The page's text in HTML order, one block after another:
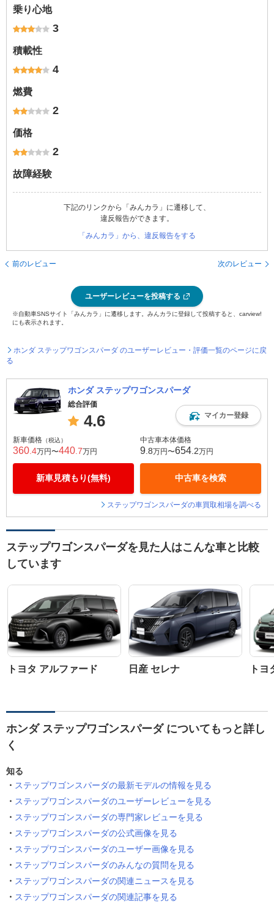
乗り心地
3
積載性
4
燃費
2
価格
2
故障経験
下記のリンクから「みんカラ」に遷移して、
違反報告ができます。
「みんカラ」から、違反報告をする
前のレビュー 次のレビュー
ユーザーレビューを投稿する
※自動車SNSサイト「みんカラ」に遷移します。みんカラに登録して投稿すると、carview!
にも表示されます。
ホンダ ステップワゴンスパーダ のユーザーレビュー・評価一覧のページに戻
る
ホンダ ステップワゴンスパーダ
総合評価
4.6 マイカー登録
新車価格 （税込）
360 .4万円〜440 .7万円
新車見積もり(無料)
中古車本体価格
9 .8万円〜654 .2万円
中古車を検索
ステップワゴンスパーダの車買取相場を調べる
ステップワゴンスパーダを見た人はこんな車と比較
しています
トヨタ アルファード 日産 セレナ ト
ホンダ ステップワゴンスパーダ についてもっと詳し
く
知る
ステップワゴンスパーダの最新モデルの情報を見る
ステップワゴンスパーダのユーザーレビューを見る
ステップワゴンスパーダの専門家レビューを見る
ステップワゴンスパーダの公式画像を見る
ステップワゴンスパーダのユーザー画像を見る
ステップワゴンスパーダのみんなの質問を見る
ステップワゴンスパーダの関連ニュースを見る
ステップワゴンスパーダの関連記事を見る